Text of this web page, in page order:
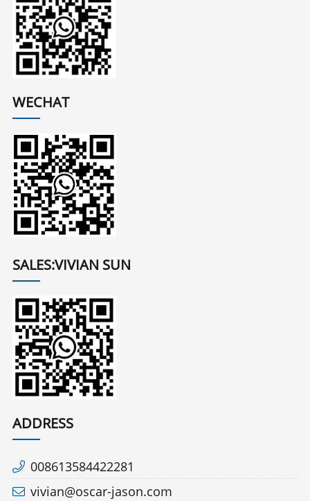
WECHAT
SALES:VIVIAN SUN
ADDRESS
008613584422281
vivian@oscar-jason.com